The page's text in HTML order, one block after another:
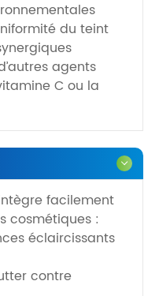
du teint
agents
C ou la
facilement
cosmétiques :
éclaircissants
contre